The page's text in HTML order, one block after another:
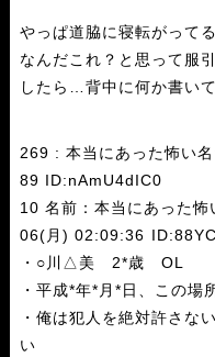
やっぱ道脇に寝転がって
なんだこれ？と思って服
したら…背中に何か書い
269 : 本当にあった怖い
89 ID:nAmU4dIC0
10 名前：本当にあった
06(月) 02:09:36
・○川△美 2*歳 OL
・平成*年*月*日、この場
・俺は犯人を絶対許さな
い